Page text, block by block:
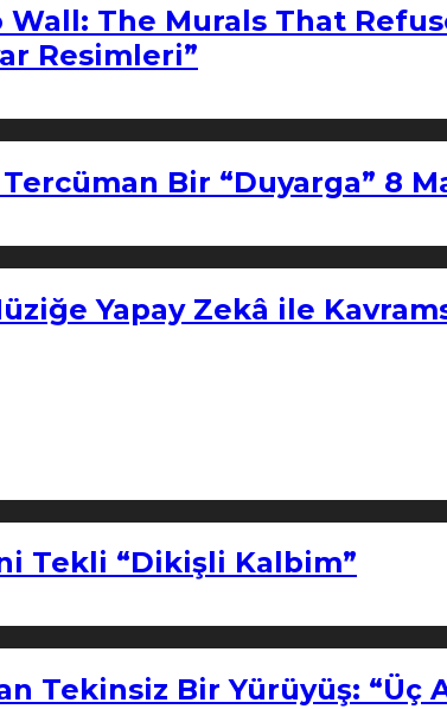
The Murals That
Resimleri”
Tercüman Bir “Duyarga” 8
Yapay Zekâ ile
Tekli “Dikişli Kalbim”
Tekinsiz Bir Yürüyüş: